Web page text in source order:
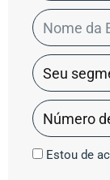
Estou de